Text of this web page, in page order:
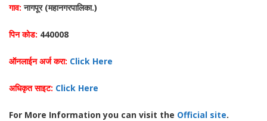
गाव: नागपूर (महानगरपालिका.)
पिन कोड: 440008
ऑनलाईन अर्ज करा: Click Here
अधिकृत साइट: Click Here
For More Information you can visit the Official site.